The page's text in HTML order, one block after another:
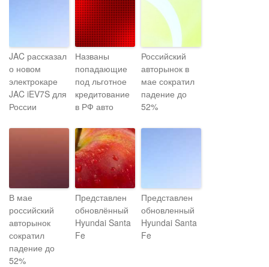
JAC рассказал
о новом
электрокаре
JAC iEV7S для
России
Названы
попадающие
под льготное
кредитование
в РФ авто
Российский
авторынок в
мае сократил
падение до
52%
В мае
российский
авторынок
сократил
падение до
52%
Представлен
обновлённый
Hyundai Santa
Fe
Представлен
обновленный
Hyundai Santa
Fe